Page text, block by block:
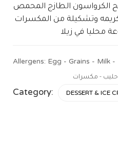
الكرواسون الطازج المحمص
وتشكيلة من المكسرات
Allergens: Egg - Grains - Milk -
- مكسرات
Category: DESSERT & ICE